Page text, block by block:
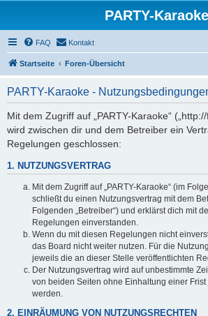
PARTY-Karaoke
FAQ Kontakt
Startseite Foren-Übersicht
PARTY-Karaoke -
Mit dem Zugriff auf „PARTY-Karaoke“
wird zwischen dir und dem Betreiber ein
Regelungen geschlossen:
1. NUTZUNGSVERTRAG
Mit dem Zugriff auf „PARTY-Karaoke“ (im
schließt du einen Nutzungsvertrag mit dem
Folgenden „Betreiber“) und erklärst dich mit
Regelungen einverstanden.
Wenn du mit diesen Regelungen nicht
das Board nicht weiter nutzen. Für die
jeweils die an dieser Stelle veröffentlichten
Der Nutzungsvertrag wird auf unbestimmte
von beiden Seiten ohne Einhaltung einer
werden.
2. EINRÄUMUNG VON NUTZUNGSRECHTEN